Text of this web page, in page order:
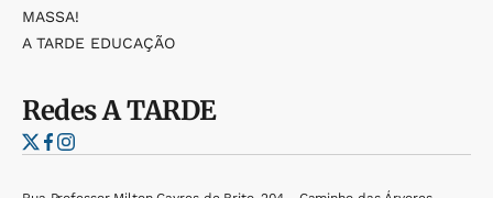
MASSA!
A TARDE EDUCAÇÃO
RedesA TARDE